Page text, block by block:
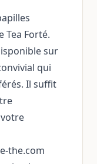
Tea Forté.
sur
qui
Il suffit
the.com